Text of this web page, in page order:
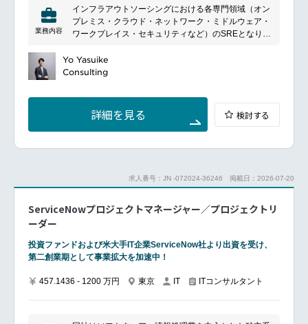
顧客のビジネス課題に対応し、革新的なソリューショ
ンを提供することを目指しており、業界のリーディン
グカンパニーとして知られています。特にデジタル変
などの分野で深い専門知識と経験を持ち、世界各国の
クライアントに対して戦略的なパートナーシップを提
業務内容
インフラアウトソーシングにおける各専門領域（オン
プレミス・クラウド・ネットワーク・ミドルウェア・
ワークプレイス・セキュリティなど）のSREとなり、
制の中で依頼対応、障害対応、問合せ対応等、品質の
高い運用保守サービスの提供を行います。
率化を追求するためのソリューション提案や実装も行
います。
運用の中で派生する追加案件・更改案件を通じて、構
築や上流工程にも携わって頂きます。
行していきます。
ことで、ビジネスに直結した生きたスキル・経験を身
語を活用する機会も多く、英語を使った仕事に興味が
ある方にとって魅力があります。英語力に自身が無い
歓迎します。
Yo Yasuike
Consulting
詳細を見る 検討する
求人番号：JN -072024-36246 掲載日：2026-07-20
ServiceNowプロジェクトマネージャー／プロジェクトリ
ーダー
投資ファンドおよび米大手IT企業ServiceNow社より出資を受け、
第二創業期として事業拡大を加速中！
457.1436 - 1200 万円 東京 IT ITコンサルタント